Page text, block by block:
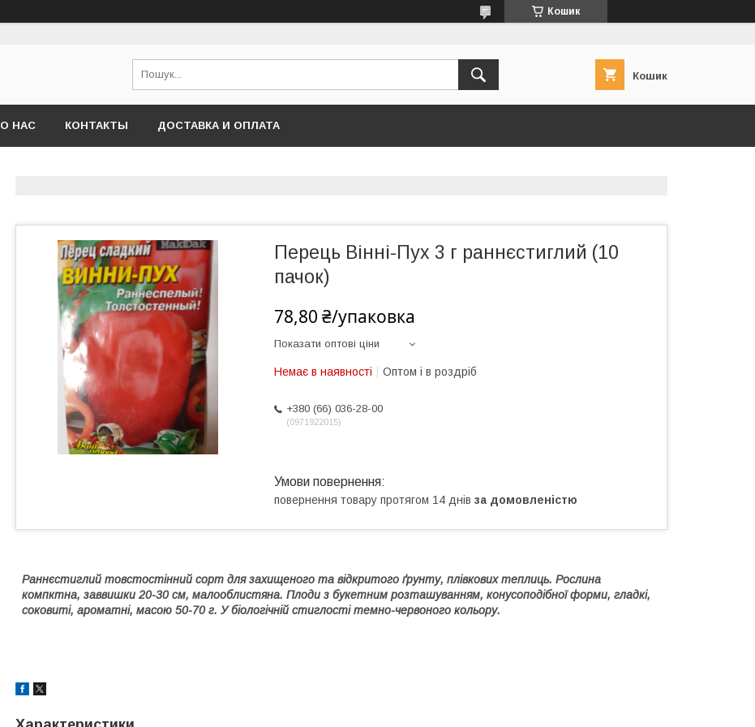
Кошик
Кошик
О НАС КОНТАКТЫ ДОСТАВКА И ОПЛАТА
Перець Вінні-Пух 3 г раннєстиглий (10
пачок)
78,80 ₴/упаковка
Показати оптові ціни
Немає в наявності Оптом і в роздріб
+380 (66) 036-28-00
0971922015
повернення товару протягом 14 днів за домовленістю
Раннєстиглий товстостінний сорт для захищеного та відкритого ґрунту, плівкових теплиць. Рослина
компктна, заввишки 20-30 см, малооблистяна. Плоди з букетним розташуванням, конусоподібної форми, гладкі,
соковиті, ароматні, масою 50-70 г. У біологічній стиглості темно-червоного кольору.